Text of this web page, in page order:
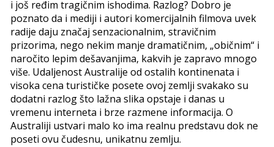
i još ređim tragičnim ishodima. Razlog? Dobro je
poznato da i mediji i autori komercijalnih filmova uvek
radije daju značaj senzacionalnim, stravičnim
prizorima, nego nekim manje dramatičnim, „običnim“ i
naročito lepim dešavanjima, kakvih je zapravo mnogo
više. Udaljenost Australije od ostalih kontinenata i
visoka cena turističke posete ovoj zemlji svakako su
dodatni razlog što lažna slika opstaje i danas u
vremenu interneta i brze razmene informacija. O
Australiji ustvari malo ko ima realnu predstavu dok ne
poseti ovu čudesnu, unikatnu zemlju.